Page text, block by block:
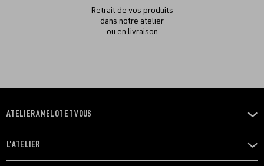
Retrait de vos produits
dans notre atelier
ou en livraison
OUVRIR
LE
MENU
ATELIER AMELOT ET VOUS
OUVRIR
LE
L'ATELIER